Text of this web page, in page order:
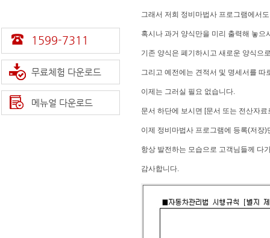
1599-7311
무료체험 다운로드
메뉴얼 다운로드
그래서 저희 정비마법사 프로그램에서
혹시나 과거 양식만을 미리 출력해 놓
기존 양식은 폐기하시고 새로운 양식으
그리고 예전에는 견적서 및 명세서를 따
이제는 그러실 필요 없습니다.
문서 하단에 보시면 [문서 또는 전산자
이제 정비마법사 프로그램에 등록(저장
항상 발전하는 모습으로 고객님들께 다
감사합니다.